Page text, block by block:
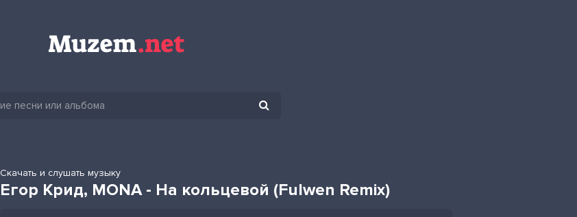
Скачать и слушать музыку
Егор Крид, MONA - На кольцевой (Fulwen Remix)